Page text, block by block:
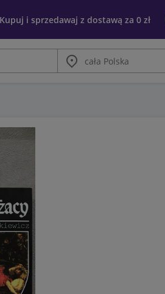
i sprzedawaj z dostawą za 0 zł
Miasto